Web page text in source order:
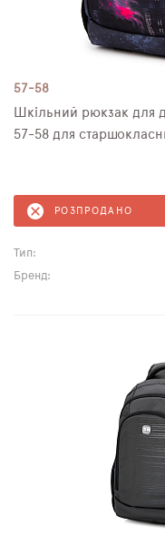
57-58
Шкільний рюкзак для
57-58 для
РОЗПРОДАНО
Тип:
Бренд: